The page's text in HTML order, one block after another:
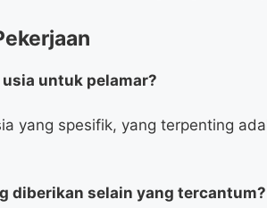
untuk pelamar?
yang spesifik, yang terpenting
diberikan selain yang tercantum?